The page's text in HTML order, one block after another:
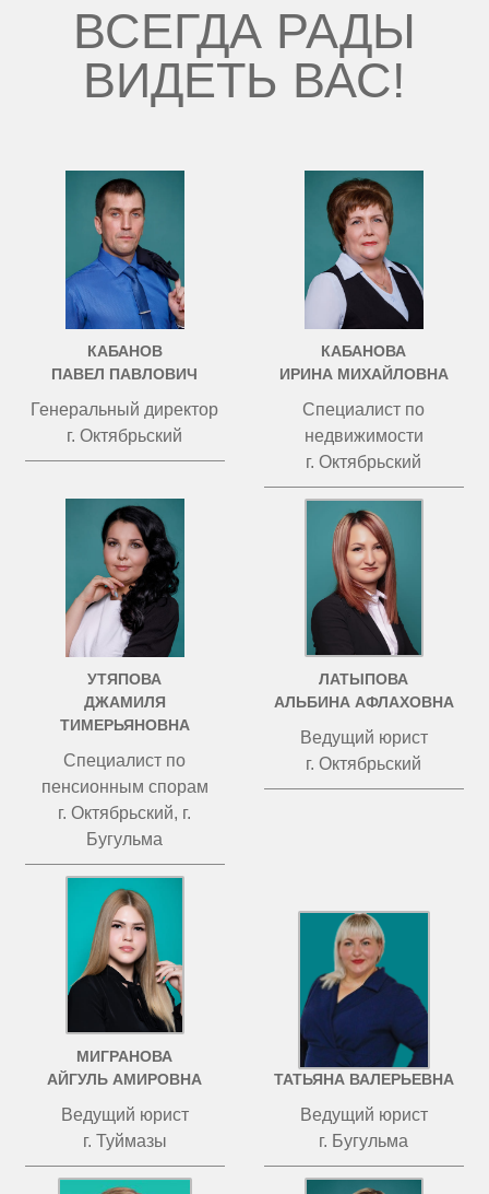
ВСЕГДА РАДЫ
ВИДЕТЬ ВАС!
КАБАНОВ
ПАВЕЛ ПАВЛОВИЧ
Генеральный директор
г. Октябрьский
КАБАНОВА
ИРИНА МИХАЙЛОВНА
Специалист по
недвижимости
г. Октябрьский
УТЯПОВА
ДЖАМИЛЯ
ТИМЕРЬЯНОВНА
Специалист по
пенсионным спорам
г. Октябрьский, г.
Бугульма
ЛАТЫПОВА
АЛЬБИНА АФЛАХОВНА
Ведущий юрист
г. Октябрьский
МИГРАНОВА
АЙГУЛЬ АМИРОВНА
Ведущий юрист
г. Туймазы
ЧИСТОВА
ТАТЬЯНА ВАЛЕРЬЕВНА
Ведущий юрист
г. Бугульма